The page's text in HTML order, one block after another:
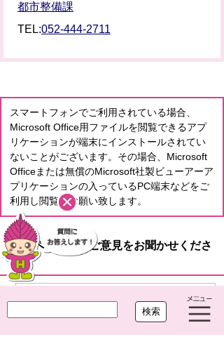
都市整備課
TEL:052-444-2711
スマートフォンでご利用されている場合、
Microsoft Office用ファイルを閲覧できるアプ
リケーションが端末にインストールされてい
ないことがございます。その場合、Microsoft
Officeまたは無償のMicrosoft社製ビューアーア
プリケーションの入っているPC端末などをご
利用し閲覧をお願い致します。
このページへのご意見をお聞かせくださ
い。
役に立た
なかった